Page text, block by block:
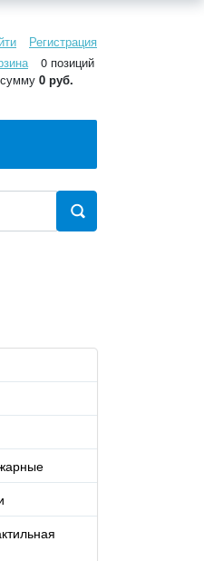
Регистрация
0 позиций
0 руб.